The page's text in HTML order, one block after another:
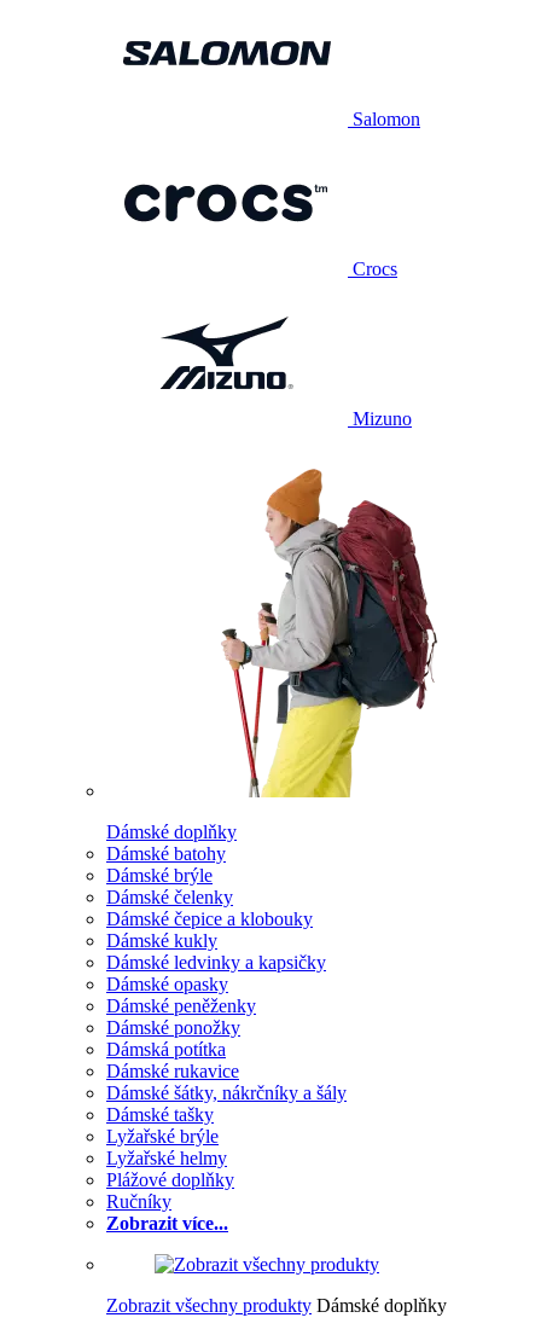
Salomon
Crocs
Mizuno
Dámské doplňky
Dámské batohy
Dámské brýle
Dámské čelenky
Dámské čepice a klobouky
Dámské kukly
Dámské ledvinky a kapsičky
Dámské opasky
Dámské peněženky
Dámské ponožky
Dámská potítka
Dámské rukavice
Dámské šátky, nákrčníky a šály
Dámské tašky
Lyžařské brýle
Lyžařské helmy
Plážové doplňky
Ručníky
Zobrazit více...
Zobrazit všechny produkty Dámské doplňky